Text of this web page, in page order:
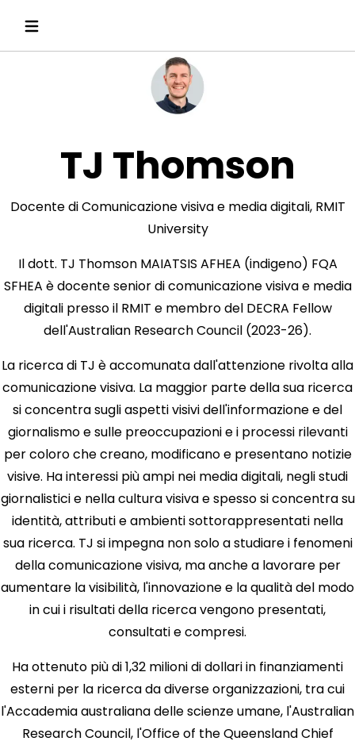
TJ Thomson
Docente di Comunicazione visiva e media digitali, RMIT
University
Il dott. TJ Thomson MAIATSIS AFHEA (indigeno) FQA
SFHEA è docente senior di comunicazione visiva e media
digitali presso il RMIT e membro del DECRA Fellow
dell'Australian Research Council (2023-26).
La ricerca di TJ è accomunata dall'attenzione rivolta alla
comunicazione visiva. La maggior parte della sua ricerca
si concentra sugli aspetti visivi dell'informazione e del
giornalismo e sulle preoccupazioni e i processi rilevanti
per coloro che creano, modificano e presentano notizie
visive. Ha interessi più ampi nei media digitali, negli studi
giornalistici e nella cultura visiva e spesso si concentra su
identità, attributi e ambienti sottorappresentati nella
sua ricerca. TJ si impegna non solo a studiare i fenomeni
della comunicazione visiva, ma anche a lavorare per
aumentare la visibilità, l'innovazione e la qualità del modo
in cui i risultati della ricerca vengono presentati,
consultati e compresi.
Ha ottenuto più di 1,32 milioni di dollari in finanziamenti
esterni per la ricerca da diverse organizzazioni, tra cui
l'Accademia australiana delle scienze umane, l'Australian
Research Council, l'Office of the Queensland Chief